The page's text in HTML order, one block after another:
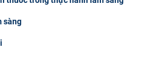
sàng